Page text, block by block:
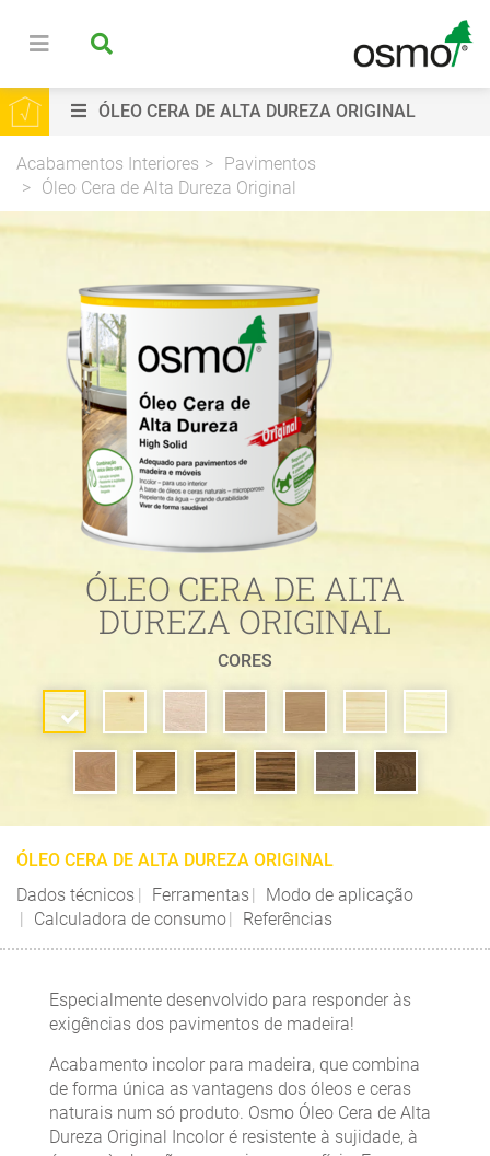
ÓLEO CERA DE ALTA DUREZA ORIGINAL
Acabamentos Interiores
Pavimentos
Óleo Cera de Alta Dureza Original
ÓLEO CERA DE ALTA
DUREZA ORIGINAL
CORES
ÓLEO CERA DE ALTA DUREZA ORIGINAL
Dados técnicos
Ferramentas
Modo de aplicação
Calculadora de consumo
Referências
Especialmente desenvolvido para responder às
exigências dos pavimentos de madeira!
Acabamento incolor para madeira, que combina
de forma única as vantagens dos óleos e ceras
naturais num só produto. Osmo Óleo Cera de Alta
Dureza Original Incolor é resistente à sujidade, à